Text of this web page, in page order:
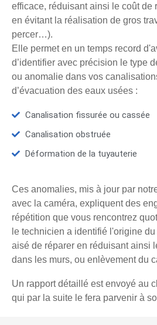
efficace, réduisant ainsi le coût de
en évitant la réalisation de gros
percer…).
Elle permet en un temps record
d’identifier avec précision le type
ou anomalie dans vos
d’évacuation des eaux usées :
Canalisation fissurée ou cassée
Canalisation obstruée
Déformation de la tuyauterie
Ces anomalies, mis à jour par
avec la caméra, expliquent des
répétition que vous rencontrez
le technicien a identifié l'origine
aisé de réparer en réduisant ainsi
dans les murs, ou enlèvement du
Un rapport détaillé est envoyé au
qui par la suite le fera parvenir à